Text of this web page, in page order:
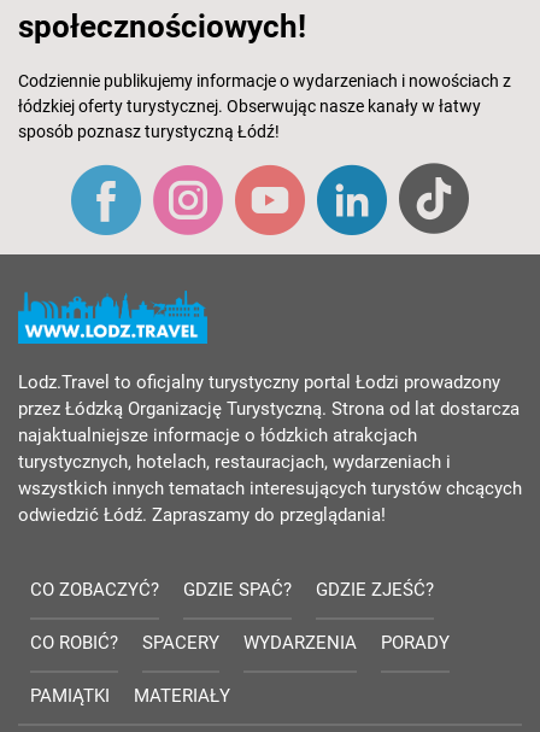
społecznościowych!
Codziennie publikujemy informacje o wydarzeniach i nowościach z
łódzkiej oferty turystycznej. Obserwując nasze kanały w łatwy
sposób poznasz turystyczną Łódź!
Lodz.Travel to oficjalny turystyczny portal Łodzi prowadzony
przez Łódzką Organizację Turystyczną. Strona od lat dostarcza
najaktualniejsze informacje o łódzkich atrakcjach
turystycznych, hotelach, restauracjach, wydarzeniach i
wszystkich innych tematach interesujących turystów chcących
odwiedzić Łódź. Zapraszamy do przeglądania!
CO ZOBACZYĆ? GDZIE SPAĆ? GDZIE ZJEŚĆ?
CO ROBIĆ? SPACERY WYDARZENIA PORADY
PAMIĄTKI MATERIAŁY